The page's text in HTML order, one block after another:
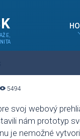
5494
svoj webový
nám prototyp
je nemožné